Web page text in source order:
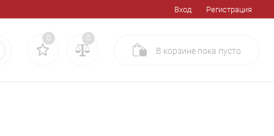
Вход Регистрация
0 0
В корзине пока пусто